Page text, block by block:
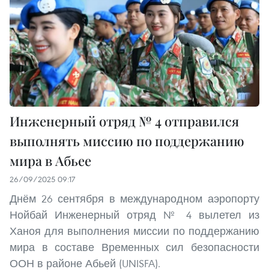
Инженерный отряд № 4 отправился
выполнять миссию по поддержанию
мира в Абьее
26/09/2025 09:17
Днём 26 сентября в международном аэропорту
Нойбай Инженерный отряд № 4 вылетел из
Ханоя для выполнения миссии по поддержанию
мира в составе Временных сил безопасности
ООН в районе Абьей (UNISFA).